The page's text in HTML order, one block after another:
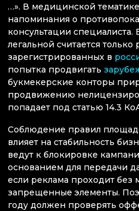
…». В медицинской
напоминания о
консультации специалиста.
легальной считается
зарегистрированных в
попытка продвигать
букмекерские конторы
продвижению
попадает под статью 14.3
Соблюдение правил
влияет на стабильность
ведут к блокировке
основанием для передачи
если реклама проходит
запрещенные элементы.
году должен проверять